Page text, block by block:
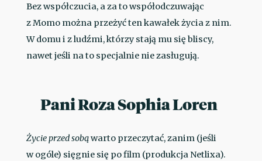
Bez współczucia, a za to współodczuwając
z Momo można przeżyć ten kawałek życia z nim.
W domu i z ludźmi, którzy stają mu się bliscy,
nawet jeśli na to specjalnie nie zasługują.
Pani Roza Sophia Loren
Życie przed sobąwarto przeczytać, zanim (jeśli
w ogóle) sięgnie się po film (produkcja Netlixa).